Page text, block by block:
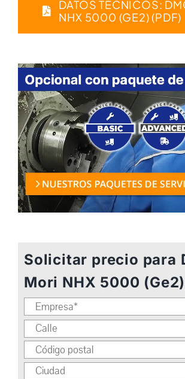
DATOS TÉCNICOS:
NHX 5000 (GE2) (PDF)
Solicitar precio para
Mori NHX 5000